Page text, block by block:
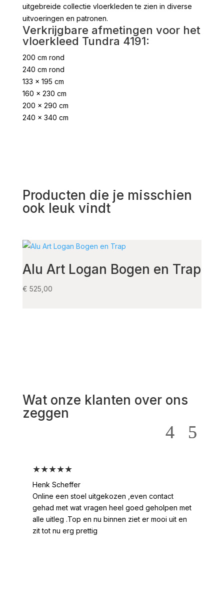
uitgebreide collectie vloerkleden te zien in diverse
uitvoeringen en patronen.
Verkrijgbare afmetingen voor het
vloerkleed Tundra 4191:
200 cm rond
240 cm rond
133 x 195 cm
160 x 230 cm
200 x 290 cm
240 x 340 cm
Producten die je misschien
ook leuk vindt
Alu Art Logan Bogen en Trap
€ 525,00
Wat onze klanten over ons
zeggen
★★★★★
Henk Scheffer
Online een stoel uitgekozen ,even contact
gehad met wat vragen heel goed geholpen met
alle uitleg .Top en nu binnen ziet er mooi uit en
zit tot nu erg prettig